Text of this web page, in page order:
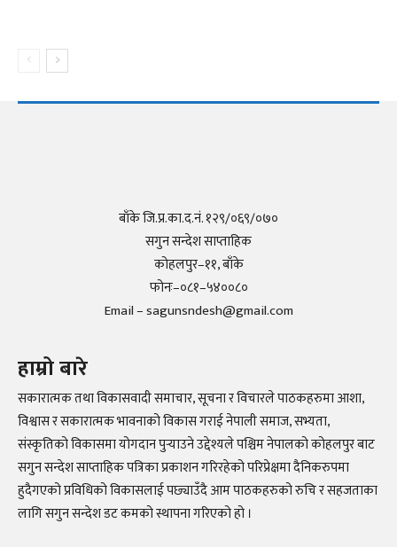
बाँके जि.प्र.का.द.नं. १२९/०६९/०७०
सगुन सन्देश साप्ताहिक
कोहलपुर–११, बाँके
फोनः–०८१–५४००८०
Email – sagunsndesh@gmail.com
हाम्रो बारे
सकारात्मक तथा विकासवादी समाचार, सूचना र विचारले पाठकहरुमा आशा,
विश्वास र सकारात्मक भावनाको विकास गराई नेपाली समाज, सभ्यता,
संस्कृतिको विकासमा योगदान पुर्‍याउने उद्देश्यले पश्चिम नेपालको कोहलपुर बाट
सगुन सन्देश साप्ताहिक पत्रिका प्रकाशन गरिरहेको परिप्रेक्षमा दैनिकरुपमा
हुदैगएको प्रविधिको विकासलाई पछ्याउँदै आम पाठकहरुको रुचि र सहजताका
लागि सगुन सन्देश डट कमको स्थापना गरिएको हो ।